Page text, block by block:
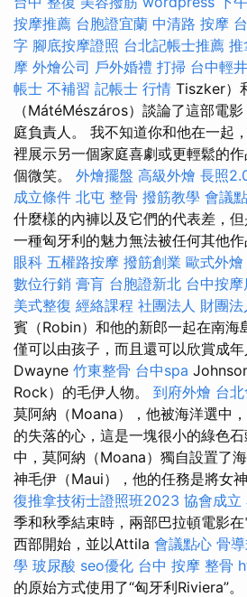
按摩推薦 台胞證宜蘭 中清路 按摩
字 腳底按摩證照 台北記帳士推薦 推
摩 外燴公司 戶外婚禮 打掃 台中輕
帳士 不補習 記帳士 行情 Tiszker）
（MátéMészáros）談論了這部電
庭負責人。 我不知道你和他在一起
裡展示另一個家庭喜劇或更輕鬆的
個微笑。 外燴擺盤 高級外燴 長照
成立條件 北屯 整骨 撥筋教學 會議
什麼樣的內褲以及它們的代表差，
一種匈牙利的魅力無法被任何其他作
眼科 五權路按摩 撥筋創業 歐式外燴
數位行銷 膏肓 台胞證新北 台中按摩
美式整復 經絡課程 社團法人 財團法
賓（Robin）和他的新郎一起在南海
僅可以由孩子，而且還可以欣賞成
Dwayne 竹東整骨 台中spa
Rock）的毛伊人物。 到府外燴 台
莫阿納（Moana），他被海洋選中
的失落的心，這是一塊很小的綠色石
中，莫阿納（Moana）獨自設置了
神毛伊（Maui），他的任務是將女
復推拿技術士證照班2023 協會成立
季和秋季結束時，兩部巴拉頓電影
西部開始，並以Attila 會議點心 骨
學 玻尿酸 seo優化 台中 按摩 整骨
的原始方式使用了“匈牙利Riviera”。